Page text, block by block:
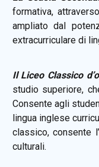
formativa,
ampliato dal
extracurriculare di
Il Liceo Classico
studio superiore,
Consente agli
lingua inglese
classico, consente
culturali.